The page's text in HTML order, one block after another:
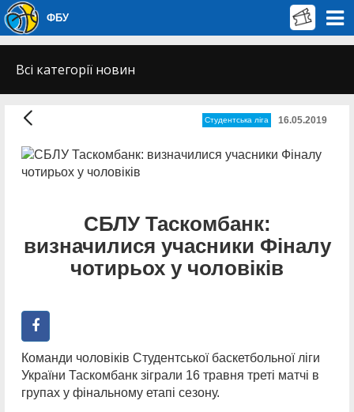
ФБУ
Всі категорії новин
Студентська ліга 16.05.2019
СБЛУ Таскомбанк:
визначилися учасники Фіналу
чотирьох у чоловіків
Команди чоловіків Студентської баскетбольної ліги
України Таскомбанк зіграли 16 травня треті матчі в
групах у фінальному етапі сезону.